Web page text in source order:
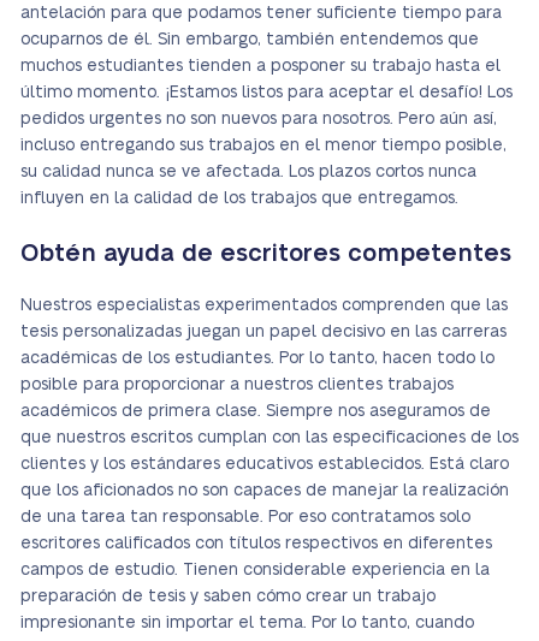
antelación para que podamos tener suficiente tiempo para
ocuparnos de él. Sin embargo, también entendemos que
muchos estudiantes tienden a posponer su trabajo hasta el
último momento. ¡Estamos listos para aceptar el desafío! Los
pedidos urgentes no son nuevos para nosotros. Pero aún así,
incluso entregando sus trabajos en el menor tiempo posible,
su calidad nunca se ve afectada. Los plazos cortos nunca
influyen en la calidad de los trabajos que entregamos.
Obtén ayuda de escritores competentes
Nuestros especialistas experimentados comprenden que las
tesis personalizadas juegan un papel decisivo en las carreras
académicas de los estudiantes. Por lo tanto, hacen todo lo
posible para proporcionar a nuestros clientes trabajos
académicos de primera clase. Siempre nos aseguramos de
que nuestros escritos cumplan con las especificaciones de los
clientes y los estándares educativos establecidos. Está claro
que los aficionados no son capaces de manejar la realización
de una tarea tan responsable. Por eso contratamos solo
escritores calificados con títulos respectivos en diferentes
campos de estudio. Tienen considerable experiencia en la
preparación de tesis y saben cómo crear un trabajo
impresionante sin importar el tema. Por lo tanto, cuando